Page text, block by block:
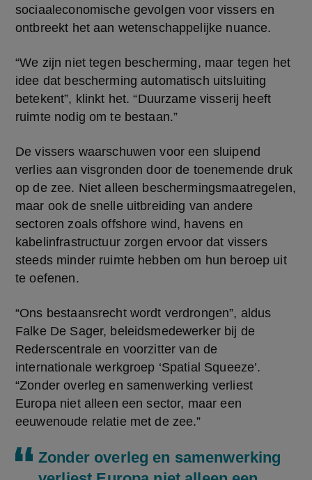
sociaaleconomische gevolgen voor vissers en
ontbreekt het aan wetenschappelijke nuance.
“We zijn niet tegen bescherming, maar tegen het
idee dat bescherming automatisch uitsluiting
betekent”, klinkt het. “Duurzame visserij heeft
ruimte nodig om te bestaan.”
De vissers waarschuwen voor een sluipend
verlies aan visgronden door de toenemende druk
op de zee. Niet alleen beschermingsmaatregelen,
maar ook de snelle uitbreiding van andere
sectoren zoals offshore wind, havens en
kabelinfrastructuur zorgen ervoor dat vissers
steeds minder ruimte hebben om hun beroep uit
te oefenen.
“Ons bestaansrecht wordt verdrongen”, aldus
Falke De Sager, beleidsmedewerker bij de
Rederscentrale en voorzitter van de
internationale werkgroep ‘Spatial Squeeze’.
“Zonder overleg en samenwerking verliest
Europa niet alleen een sector, maar een
eeuwenoude relatie met de zee.”
Zonder overleg en samenwerking